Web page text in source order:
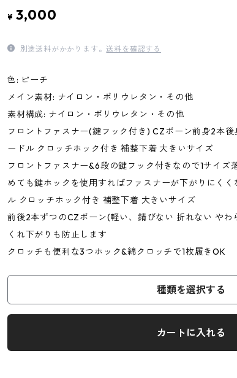
¥ 3,000
別途送料がかかります。送料を確認する
色: ピーチ
メイン素材: ナイロン・ポリウレタン・その他
素材構成: ナイロン・ポリウレタン・その他
フロントファスナー(鍵フック付き) CZボーン前身2本
ードル クロッチホック付き 補整下着 大きいサイズ
フロントファスナー&6段の鍵フック付きなので1サイズ
めても鍵ホックを使用すればファスナーが下がりにく
ル クロッチホック付き 補整下着 大きいサイズ
前後2本ずつのCZボーン(軽い、錆びない 折れない やわ
くれ下がりも防止します
クロッチも便利な3つホック&綿クロッチで1枚履きOK
種類を選択する
カートに入れる